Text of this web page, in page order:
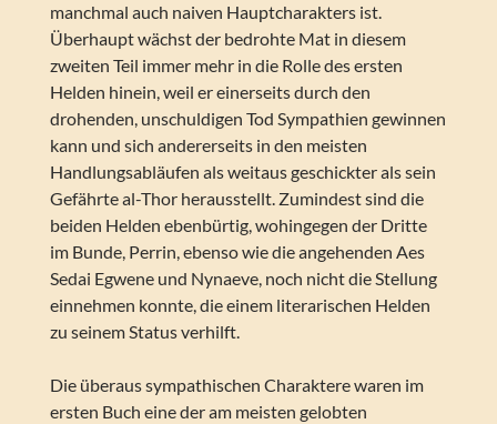
manchmal auch naiven Hauptcharakters ist.
Überhaupt wächst der bedrohte Mat in diesem
zweiten Teil immer mehr in die Rolle des ersten
Helden hinein, weil er einerseits durch den
drohenden, unschuldigen Tod Sympathien gewinnen
kann und sich andererseits in den meisten
Handlungsabläufen als weitaus geschickter als sein
Gefährte al-Thor herausstellt. Zumindest sind die
beiden Helden ebenbürtig, wohingegen der Dritte
im Bunde, Perrin, ebenso wie die angehenden Aes
Sedai Egwene und Nynaeve, noch nicht die Stellung
einnehmen konnte, die einem literarischen Helden
zu seinem Status verhilft.
Die überaus sympathischen Charaktere waren im
ersten Buch eine der am meisten gelobten